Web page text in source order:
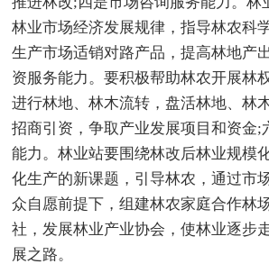
林业市场经济发展规律，指导林农科
生产市场适销对路产品，提高林地产
资服务能力。要积极帮助林农开展林
进行林地、林木流转，盘活林地、林
招商引资，争取产业发展项目和资金;
能力。林业站要围绕林改后林业规模
化生产的新课题，引导林农，通过市
众自愿前提下，组建林农家庭合作林
社，发展林业产业协会，使林业逐步
展之路。